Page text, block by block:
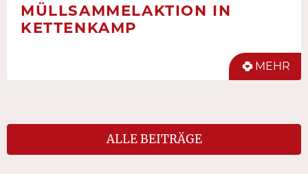
MÜLLSAMMELAKTION IN
KETTENKAMP
MEHR
ALLE BEITRÄGE